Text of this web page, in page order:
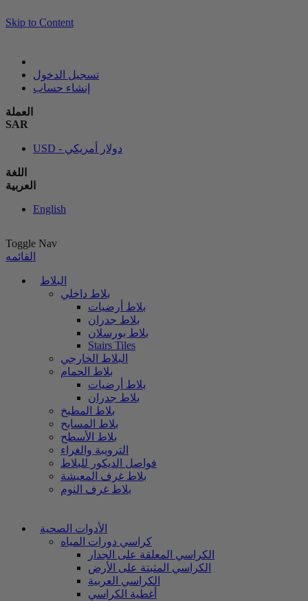
Skip to Content
تسجيل الدخول
إنشاء حساب
العملة
SAR
USD - دولار أمريكي
اللغة
العربية
English
Toggle Nav
القائمه
البلاط
بلاط داخلي
بلاط أرضيات
بلاط جدران
بلاط بورسلان
Stairs Tiles
البلاط الخارجي
بلاط الحمام
بلاط أرضيات
بلاط جدران
بلاط المطبخ
بلاط المسابح
بلاط الأسطح
الترويبة والغراء
فواصل الديكور للبلاط
بلاط غرف المعيشة
بلاط غرف النوم
الأدوات الصحية
كراسي دورات المياه
الكراسي المعلقة على الجدار
الكراسي المثبتة على الأرض
الكراسي العربية
أغطية الكراسي